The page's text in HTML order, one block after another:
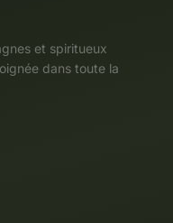
et spiritueux
dans toute la